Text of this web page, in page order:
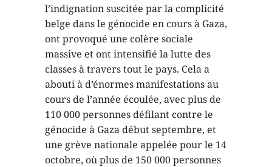
l’indignation suscitée par la complicité
belge dans le génocide en cours à Gaza,
ont provoqué une colère sociale
massive et ont intensifié la lutte des
classes à travers tout le pays. Cela a
abouti à d’énormes manifestations au
cours de l’année écoulée, avec plus de
110 000 personnes défilant contre le
génocide à Gaza début septembre, et
une grève nationale appelée pour le 14
octobre, où plus de 150 000 personnes